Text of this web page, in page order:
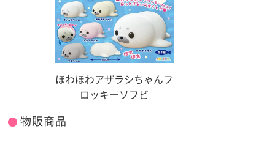
ほわほわアザラシちゃんフ
ロッキーソフビ
物販商品